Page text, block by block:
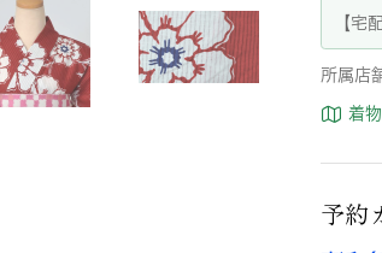
【宅
所属店
着
予約